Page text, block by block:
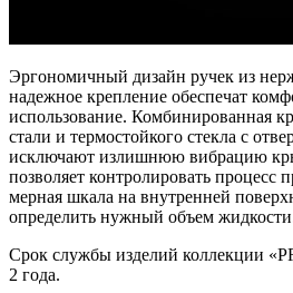
Эргономичный дизайн ручек из
надежное крепление обеспечат
использование. Комбинированная
стали и термостойкого стекла с
исключают излишнюю вибрацию
позволяет контролировать процесс
мерная шкала на внутренней
определить нужный объем
Срок службы изделий коллекции
2 года.